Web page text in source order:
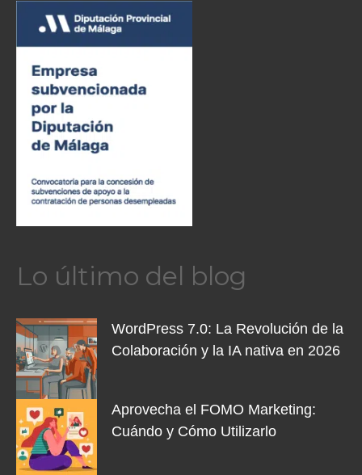
Lo último del blog
WordPress 7.0: La Revolución de la
Colaboración y la IA nativa en 2026
Aprovecha el FOMO Marketing:
Cuándo y Cómo Utilizarlo